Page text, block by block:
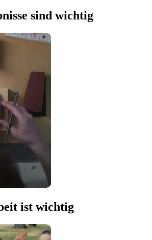
sind wichtig
ist wichtig